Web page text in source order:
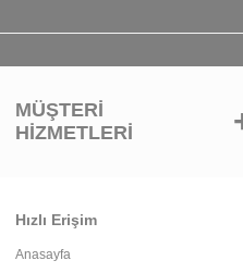
MÜŞTERI
HIZMETLERI
Hızlı Erişim
Anasayfa